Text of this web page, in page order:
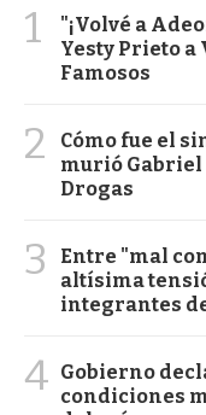
1
"¡Volvé a
Yesty Prieto a
Famosos
2
Cómo fue el
murió Gabriel
Drogas
3
Entre "mal
altísima
integrantes
4 Gobierno
condiciones